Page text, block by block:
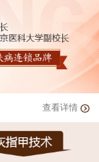
查看详情